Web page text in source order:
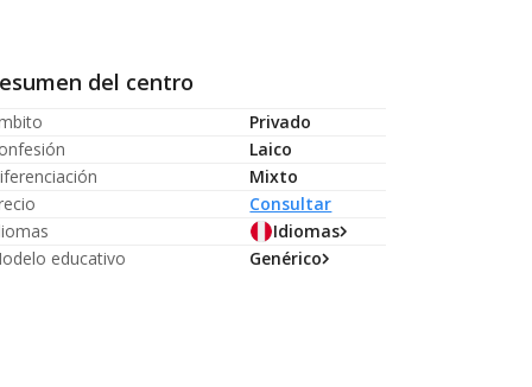
del centro
Privado
Laico
Mixto
Consultar
Idiomas
educativo
Genérico